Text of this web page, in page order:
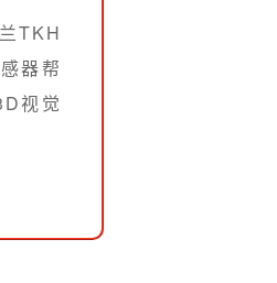
TKH
器帮
视觉